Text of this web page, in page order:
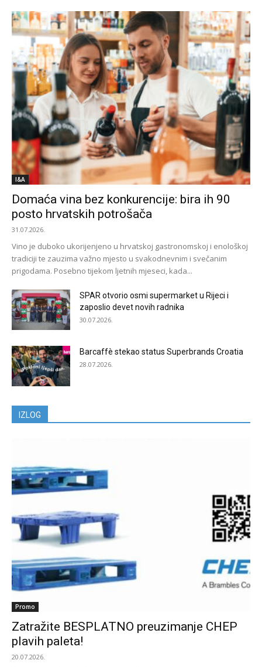
I&A
Domaća vina bez konkurencije: bira ih 90
posto hrvatskih potrošača
31.07.2026.
Vino je duboko ukorijenjeno u hrvatskoj gastronomskoj i enološkoj
tradiciji te zauzima važno mjesto u svakodnevnim i svečanim
prigodama. Posebno tijekom ljetnih mjeseci, kada...
SPAR otvorio osmi supermarket u Rijeci i
zaposlio devet novih radnika
30.07.2026.
Barcaffè stekao status Superbrands Croatia
28.07.2026.
IZLOG
Promo
Zatražite BESPLATNO preuzimanje CHEP
plavih paleta!
20.07.2026.